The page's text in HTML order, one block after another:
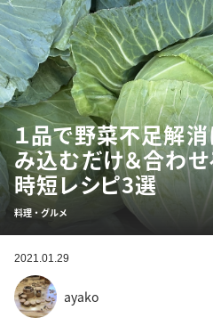
１品で野菜不足解消
み込むだけ＆合わ
時短レシピ3選
料理・グルメ
2021.01.29
ayako